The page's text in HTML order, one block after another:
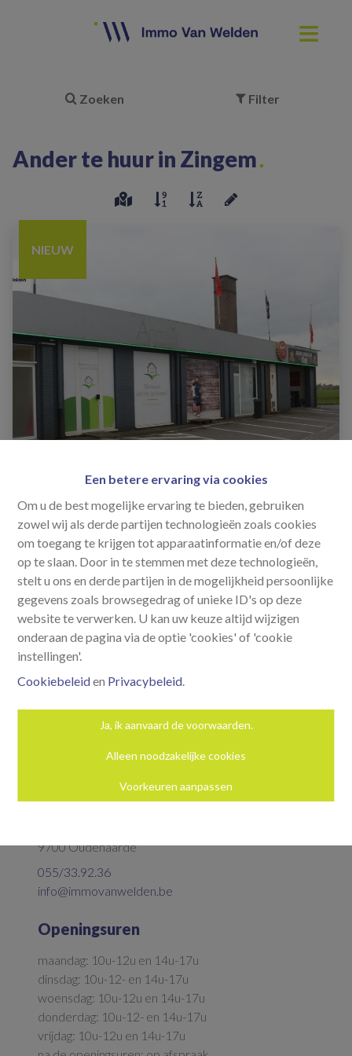
Een betere ervaring via cookies
Om u de best mogelijke ervaring te bieden, gebruiken
zowel wij als derde partijen technologieën zoals cookies
om toegang te krijgen tot apparaatinformatie en/of deze
op te slaan. Door in te stemmen met deze technologieën,
stelt u ons en derde partijen in de mogelijkheid persoonlijke
gegevens zoals browsegedrag of unieke ID's op deze
website te verwerken. U kan uw keuze altijd wijzigen
onderaan de pagina via de optie 'cookies' of 'cookie
instellingen'.
Cookiebeleiden Privacybeleid.
Ja, ik aanvaard de voorwaarden.
Alleen noodzakelijke cookies
Voorkeuren aanpassen
Zoeken Filter
Ander te huur in Zingem
NIEUW
zingem € 875
Handelspand langsheen N60
Neem contact op
9700 Oudenaarde
055/33.92.36
info@immovanwelden.be
Openingsuren
maandag: 10u-12u en 14u-17u
dinsdag: 10u-12- en 14u-17u
woensdag: 10u-12u en 14u-17u
donderdag: 10u-12- en 14u-17u
vrijdag: 10u-12u en 14u-17u